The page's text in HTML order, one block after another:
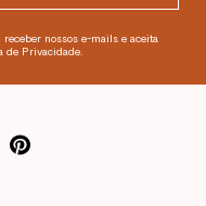
nossos e-mails e aceita
de Privacidade.